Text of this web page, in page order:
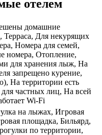
отелем
домашние
Для некурящих
Номера для семей,
номера, Отопление,
для хранения лыж, На
запрещено курение,
На территории есть
частных лиц, На всей
Wi-Fi
на лыжах, Игровая
площадка, Бильярд,
по территории,